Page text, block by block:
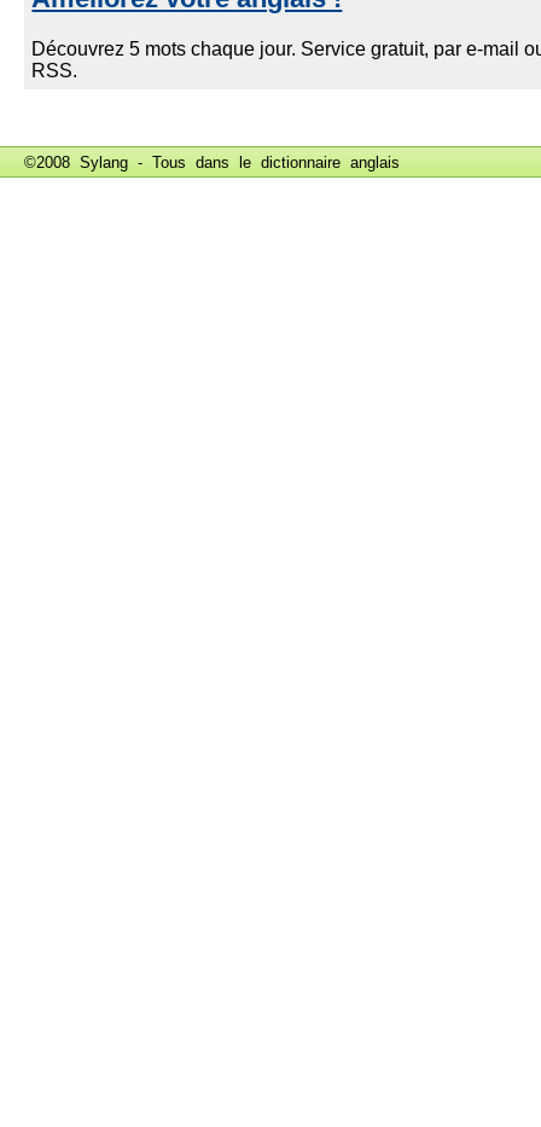
©2008 Sylang - Tous dans le dictionnaire anglais